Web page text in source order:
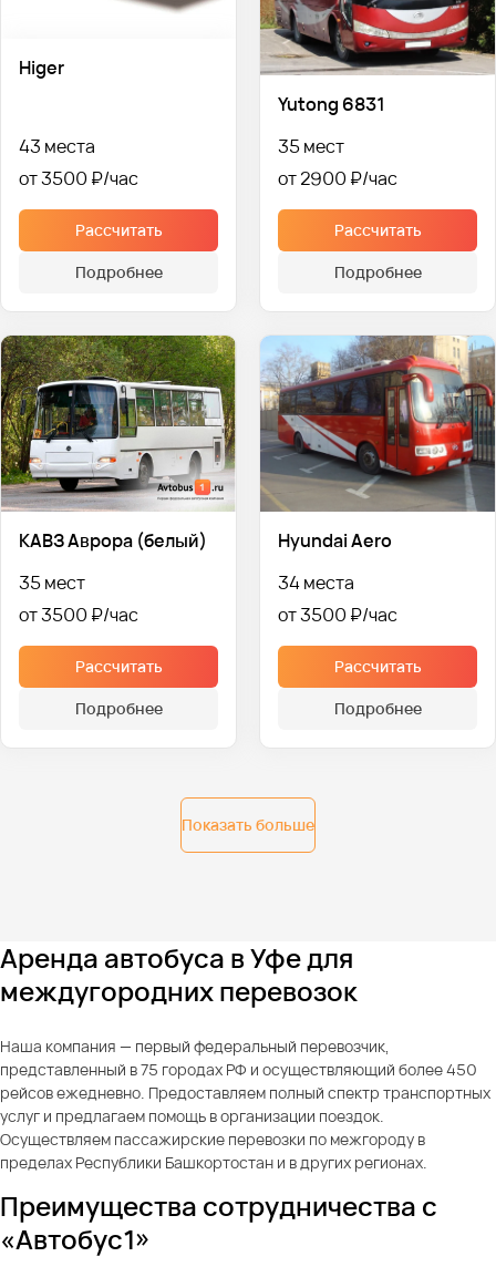
Higer
43 места
от 3500 ₽
Рассчитать
Подробнее
Yutong 6831
35 мест
от 2900 ₽
Рассчитать
Подробнее
КАВЗ Аврора (белый)
35 мест
от 3500 ₽
Рассчитать
Подробнее
Hyundai Aero
34 места
от 3500 ₽
Рассчитать
Подробнее
Показать больше
Аренда автобуса в Уфе для
междугородних перевозок
Наша компания — первый федеральный перевозчик,
представленный в 75 городах РФ и осуществляющий более 450
рейсов ежедневно. Предоставляем полный спектр транспортных
услуг и предлагаем помощь в организации поездок.
Осуществляем пассажирские перевозки по межгороду в
пределах Республики Башкортостан и в других регионах.
Преимущества сотрудничества с
«Автобус1»